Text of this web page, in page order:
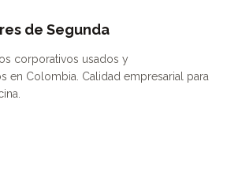
de Segunda
corporativos usados y
en Colombia. Calidad empresarial para